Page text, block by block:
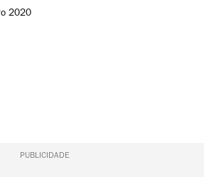
2020
PUBLICIDADE